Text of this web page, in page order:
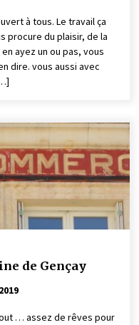
à tous. Le travail ça
procure du plaisir, de la
ayez un ou pas, vous
dire. vous aussi avec
de Gençay
… assez de rêves pour